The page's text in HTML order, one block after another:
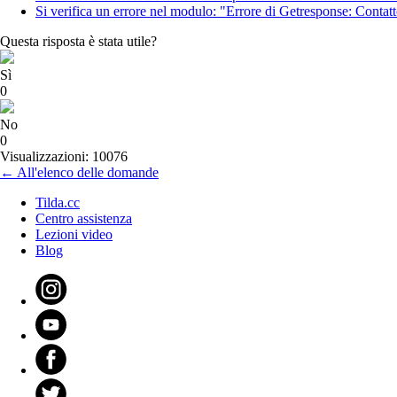
Si verifica un errore nel modulo: "Errore di Getresponse:
Questa risposta è stata utile?
Sì
0
No
0
Visualizzazioni: 10076
← All'elenco delle domande
Tilda.cc
Centro assistenza
Lezioni video
Blog